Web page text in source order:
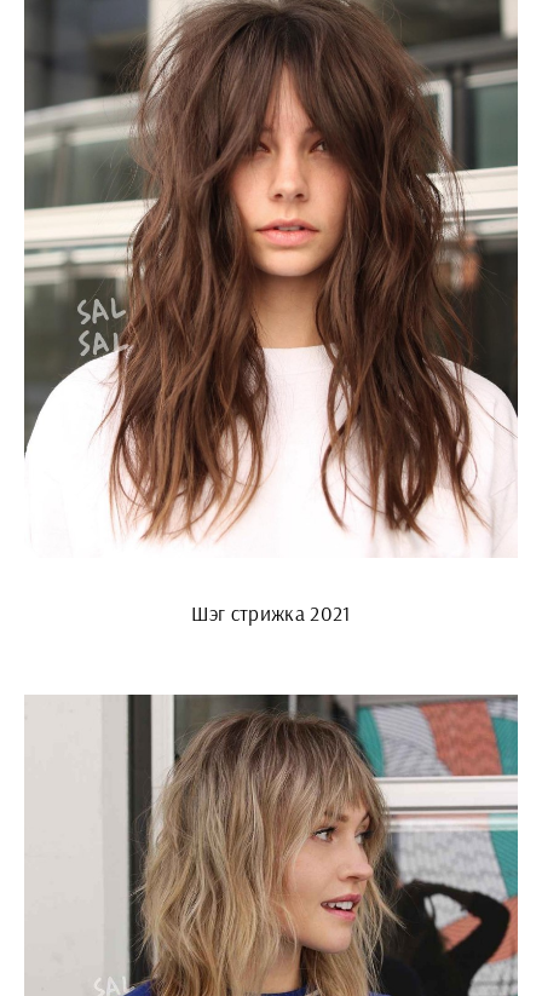
Шэг стрижка 2021